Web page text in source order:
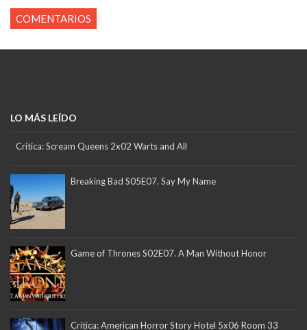
COMENTARIOS
LO MÁS LEÍDO
Crítica: Scream Queens 2x02 Warts and All
Breaking Bad S05E07. Say My Name
Game of Thrones S02E07. A Man Without Honor
Crítica: American Horror Story Hotel 5x06 Room 33